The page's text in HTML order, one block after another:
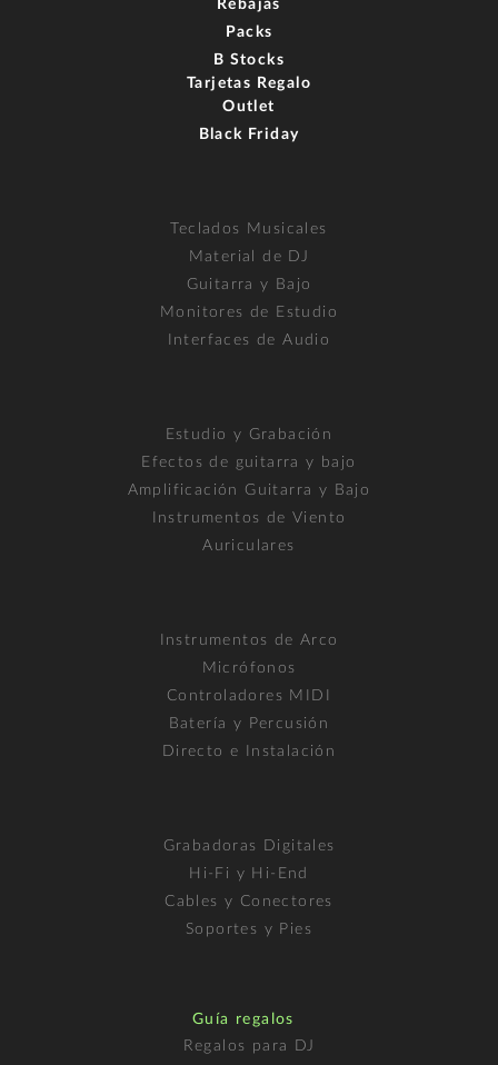
Rebajas
Packs
B Stocks
Tarjetas Regalo
Outlet
Black Friday
Teclados Musicales
Material de DJ
Guitarra y Bajo
Monitores de Estudio
Interfaces de Audio
Estudio y Grabación
Efectos de guitarra y bajo
Amplificación Guitarra y Bajo
Instrumentos de Viento
Auriculares
Instrumentos de Arco
Micrófonos
Controladores MIDI
Batería y Percusión
Directo e Instalación
Grabadoras Digitales
Hi-Fi y Hi-End
Cables y Conectores
Soportes y Pies
Guía regalos
Regalos para DJ